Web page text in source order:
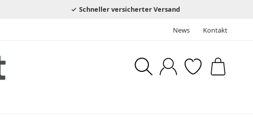
Schneller versicherter Versand
News Kontakt